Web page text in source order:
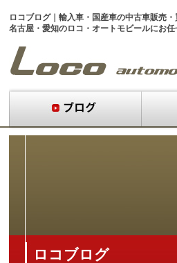
ロコブログ｜ 輸入車・国産車の中古車販売・
名古屋・愛知のロコ・オートモビールにお任
ロコブログ